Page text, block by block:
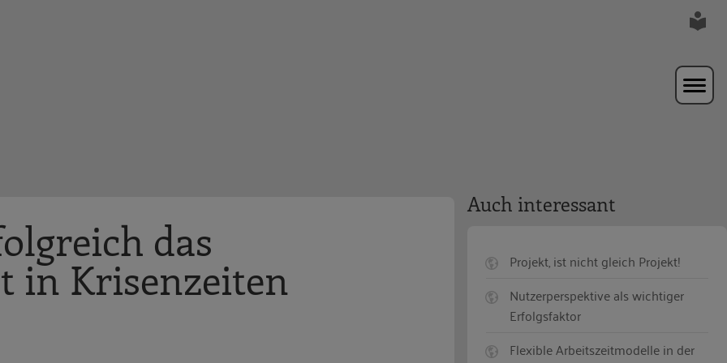
das
in Krisenzeiten
Auch interessant
Projekt, ist nicht gleich Projekt!
Nutzerperspektive als wichtiger
Erfolgsfaktor
Flexible Arbeitszeitmodelle in der